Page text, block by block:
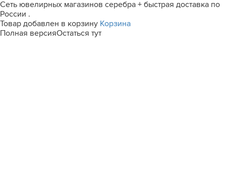
Сеть ювелирных магазинов серебра + быстрая доставка по
России .
Товар добавлен в корзину Корзина
Полная версияОстаться тут